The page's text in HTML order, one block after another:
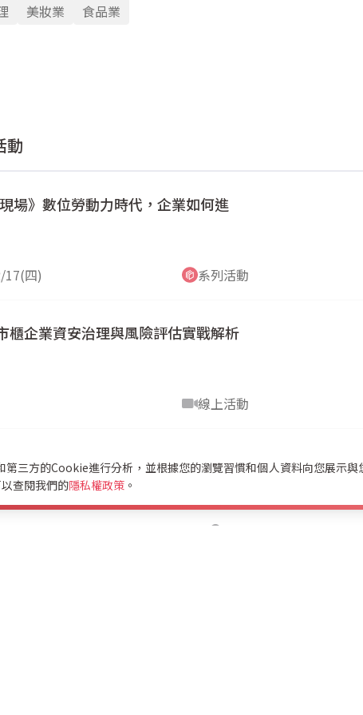
美妝業 食品業
動
場》數位勞動力時代，企業如何進
17(四) 系列活動
櫃企業資安治理與風險評估實戰解析
線上活動
應鏈：久翔精密轉型實戰
三方的Cookie進行分析，並根據您的瀏覽習慣和個人資料向您展示與
查閱我們的隱私權政策 。